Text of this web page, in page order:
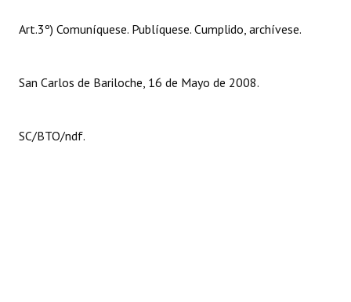
Art.3º) Comuníquese. Publíquese. Cumplido, archívese.
San Carlos de Bariloche, 16 de Mayo de 2008.
SC/BTO/ndf.